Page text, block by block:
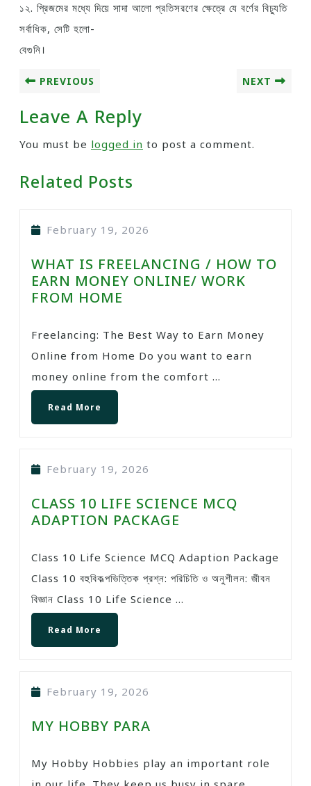
১২. প্রিজমের মধ্যে দিয়ে সাদা আলো প্রতিসরণের ক্ষেত্রে যে বর্ণের বিচ্যুতি
সর্বাধিক, সেটি হলো-
বেগুনি।
PREVIOUS NEXT
Leave A Reply
You must be logged in to post a comment.
Related Posts
February 19, 2026
WHAT IS FREELANCING / HOW TO
EARN MONEY ONLINE/ WORK
FROM HOME
Freelancing: The Best Way to Earn Money
Online from Home Do you want to earn
money online from the comfort ...
Read More
February 19, 2026
CLASS 10 LIFE SCIENCE MCQ
ADAPTION PACKAGE
Class 10 Life Science MCQ Adaption Package
Class 10 বহুবিকল্পভিত্তিক প্রশ্ন: পরিচিতি ও অনুশীলন: জীবন
বিজ্ঞান Class 10 Life Science ...
Read More
February 19, 2026
MY HOBBY PARA
My Hobby Hobbies play an important role